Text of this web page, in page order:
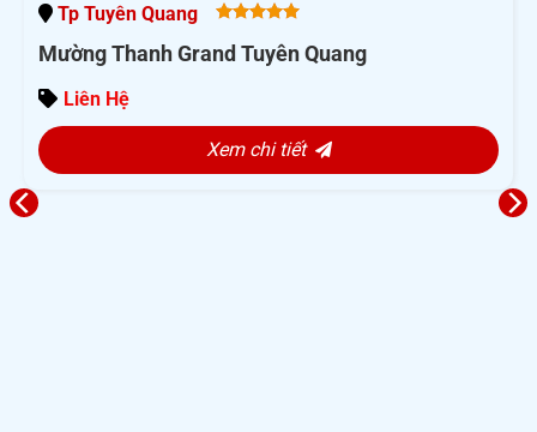
Tp Tuyên Quang
of 5
Mường Thanh Grand Tuyên Quang
Liên Hệ
Xem chi tiết